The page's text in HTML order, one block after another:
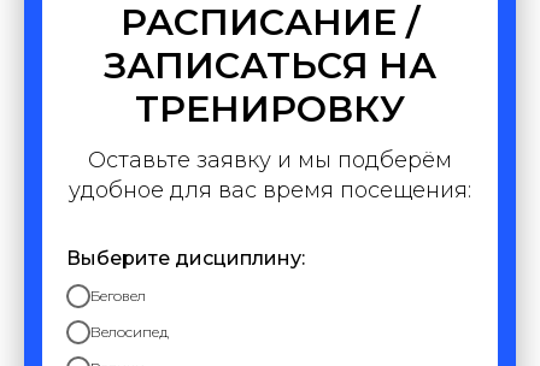
РАСПИСАНИЕ /
ЗАПИСАТЬСЯ НА
ТРЕНИРОВКУ
Оставьте заявку и мы подберём
удобное для вас время посещения:
Выберите дисциплину:
Беговел
Велосипед